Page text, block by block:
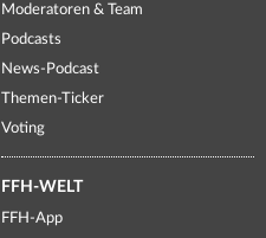
Moderatoren & Team
Podcasts
News-Podcast
Themen-Ticker
Voting
FFH-WELT
FFH-App